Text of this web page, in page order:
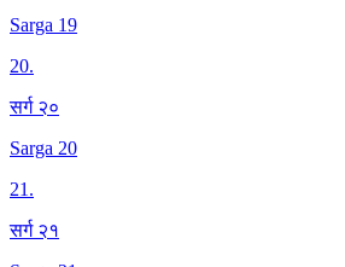
Sarga 19
20.
सर्ग २०
Sarga 20
21.
सर्ग २१